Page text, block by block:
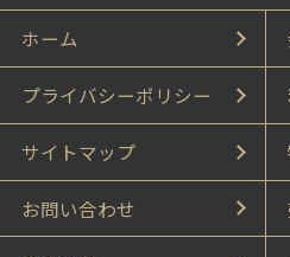
ホーム
プライバシーポリシー
サイトマップ
お問い合わせ